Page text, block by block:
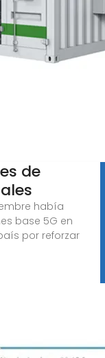
de
había
base 5G en
por reforzar